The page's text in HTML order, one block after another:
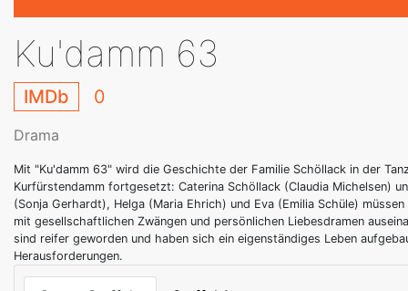
Ku'damm 63
IMDb 0
Drama
Mit "Ku'damm 63" wird die Geschichte der Familie Schöllack in der
Kurfürstendamm fortgesetzt: Caterina Schöllack (Claudia Michelsen)
(Sonja Gerhardt), Helga (Maria Ehrich) und Eva (Emilia Schüle)
mit gesellschaftlichen Zwängen und persönlichen Liebesdramen
sind reifer geworden und haben sich ein eigenständiges Leben
Herausforderungen.